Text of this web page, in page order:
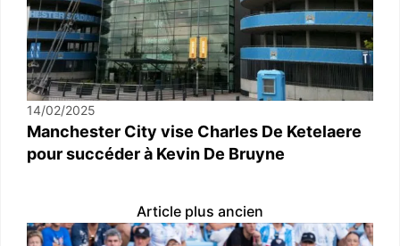
14/02/2025
Manchester City vise Charles De Ketelaere
pour succéder à Kevin De Bruyne
Article plus ancien